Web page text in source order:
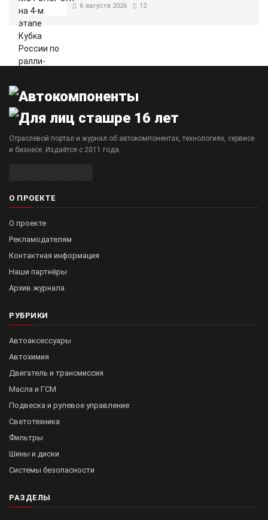
6 августа 2026 12
Отраслевой портал и журнал об автокомпонентах, технологиях, сервисе
и бизнесе. Издаётся с 2011 года.
О ПРОЕКТЕ
О проекте
Рекламодателям
Контактная информация
Наши партнёры
Архив журнала
РУБРИКИ
Автоаксессуары
Автохимия
Двигатель и трансмиссия
Масла и ГСМ
Подвеска и рулевое управление
Светотехника
Фильтры
Шины и диски
Системы безопасности
РАЗДЕЛЫ